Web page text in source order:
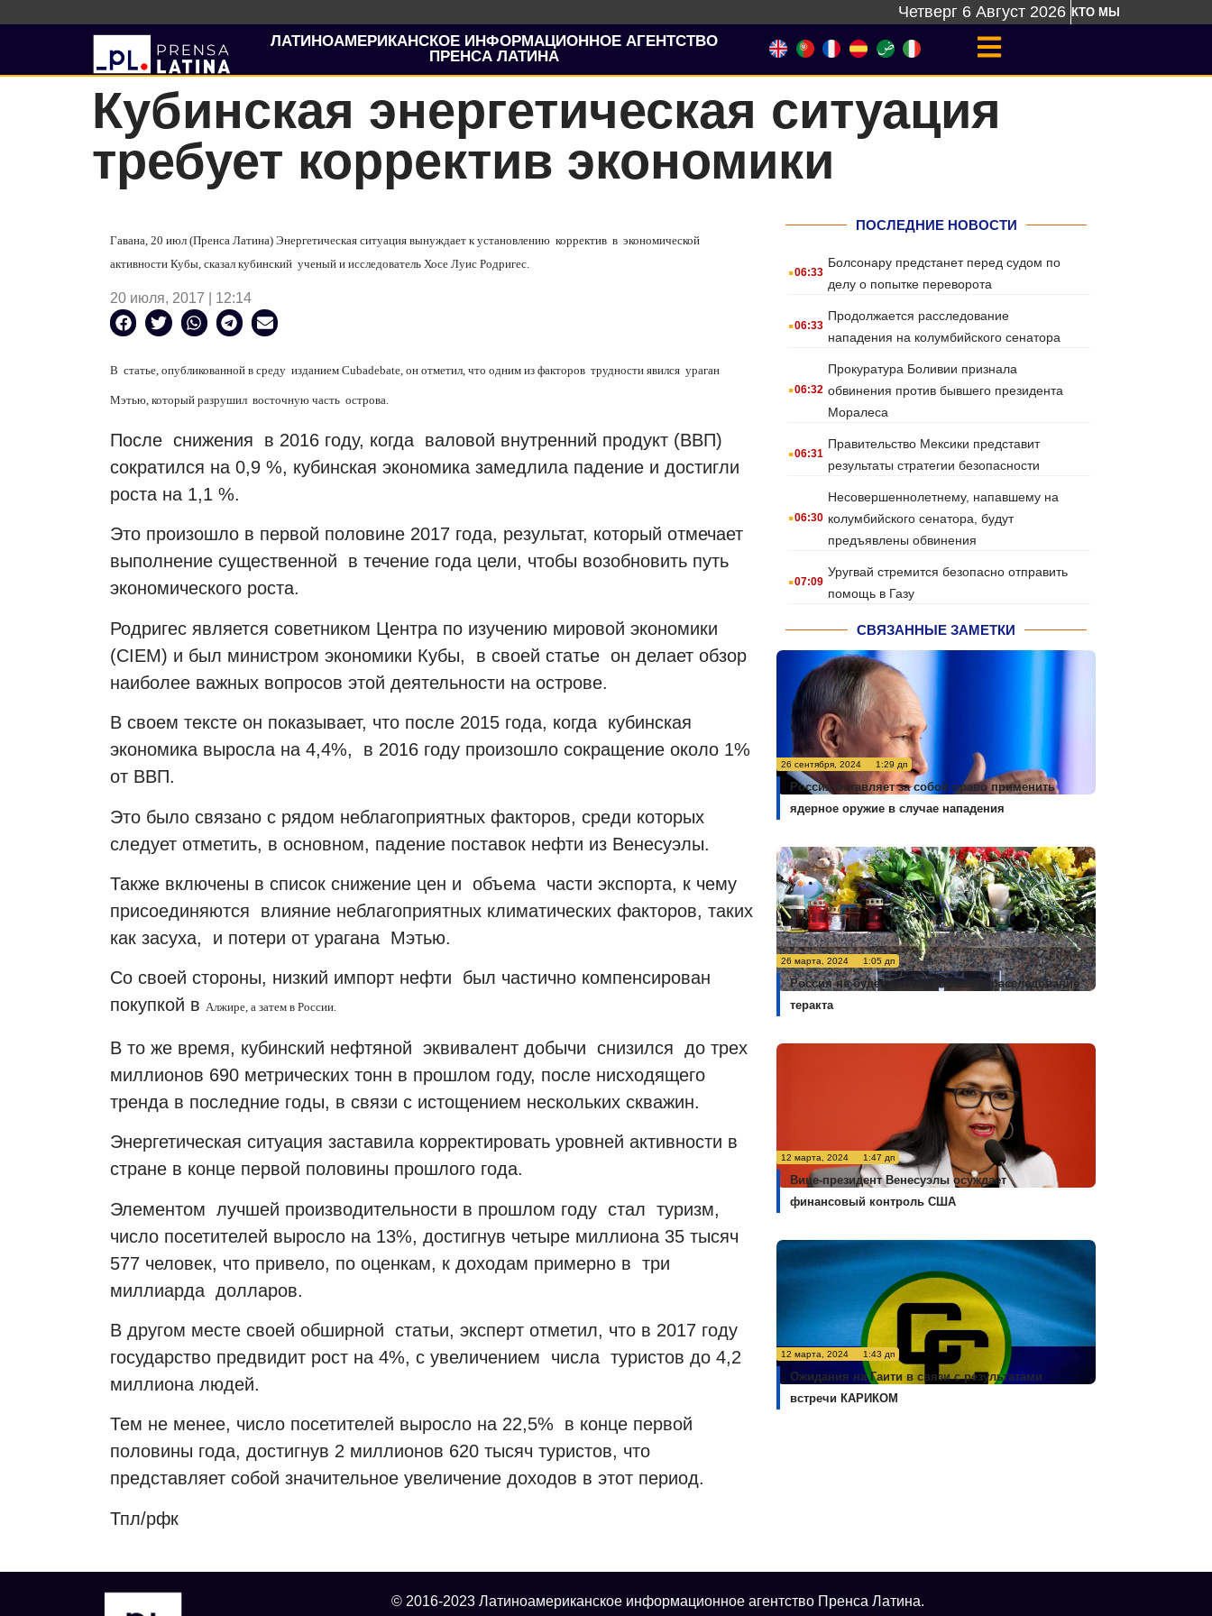
Четверг 6 Август 2026 КТО МЫ
ЛАТИНОАМЕРИКАНСКОЕ ИНФОРМАЦИОННОЕ АГЕНТСТВО
ПРЕНСА ЛАТИНА
Кубинская энергетическая ситуация
требует корректив экономики
Гавана, 20 июл (Пренса Латина) Энергетическая ситуация вынуждает к установлению корректив в экономической
активности Кубы, сказал кубинский ученый и исследователь Хосе Луис Родригес.
20 июля, 2017 | 12:14
В статье, опубликованной в среду изданием Cubadebate, он отметил, что одним из факторов трудности явился ураган
Мэтью, который разрушил восточную часть острова.
После снижения в 2016 году, когда валовой внутренний продукт (ВВП)
сократился на 0,9 %, кубинская экономика замедлила падение и достигли
роста на 1,1 %.
Это произошло в первой половине 2017 года, результат, который отмечает
выполнение существенной в течение года цели, чтобы возобновить путь
экономического роста.
Родригес является советником Центра по изучению мировой экономики
(CIEM) и был министром экономики Кубы, в своей статье он делает обзор
наиболее важных вопросов этой деятельности на острове.
В своем тексте он показывает, что после 2015 года, когда кубинская
экономика выросла на 4,4%, в 2016 году произошло сокращение около 1%
от ВВП.
Это было связано с рядом неблагоприятных факторов, среди которых
следует отметить, в основном, падение поставок нефти из Венесуэлы.
Также включены в список снижение цен и объема части экспорта, к чему
присоединяются влияние неблагоприятных климатических факторов, таких
как засуха, и потери от урагана Мэтью.
Со своей стороны, низкий импорт нефти был частично компенсирован
покупкой в Алжире, а затем в России.
В то же время, кубинский нефтяной эквивалент добычи снизился до трех
миллионов 690 метрических тонн в прошлом году, после нисходящего
тренда в последние годы, в связи с истощением нескольких скважин.
Энергетическая ситуация заставила корректировать уровней активности в
стране в конце первой половины прошлого года.
Элементом лучшей производительности в прошлом году стал туризм,
число посетителей выросло на 13%, достигнув четыре миллиона 35 тысяч
577 человек, что привело, по оценкам, к доходам примерно в три
миллиарда долларов.
В другом месте своей обширной статьи, эксперт отметил, что в 2017 году
государство предвидит рост на 4%, с увеличением числа туристов до 4,2
миллиона людей.
Тем не менее, число посетителей выросло на 22,5% в конце первой
половины года, достигнув 2 миллионов 620 тысяч туристов, что
представляет собой значительное увеличение доходов в этот период.
Тпл/рфк
ПОСЛЕДНИЕ НОВОСТИ
.06:33
Болсонару предстанет перед судом по
делу о попытке переворота
.06:33
Продолжается расследование
нападения на колумбийского сенатора
.06:32
Прокуратура Боливии признала
обвинения против бывшего президента
Моралеса
.06:31
Правительство Мексики представит
результаты стратегии безопасности
.06:30
Несовершеннолетнему, напавшему на
колумбийского сенатора, будут
предъявлены обвинения
.07:09
Уругвай стремится безопасно отправить
помощь в Газу
СВЯЗАННЫЕ ЗАМЕТКИ
26 сентября, 2024 1:29 дп
Россия оставляет за собой право применить
ядерное оружие в случае нападения
26 марта, 2024 1:05 дп
Россия не будет комментировать расследование
теракта
12 марта, 2024 1:47 дп
Вице-президент Венесуэлы осуждает
финансовый контроль США
12 марта, 2024 1:43 дп
Ожидания на Гаити в связи с результатами
встречи КАРИКОМ
© 2016-2023 Латиноамериканское информационное агентство Пренса Латина.